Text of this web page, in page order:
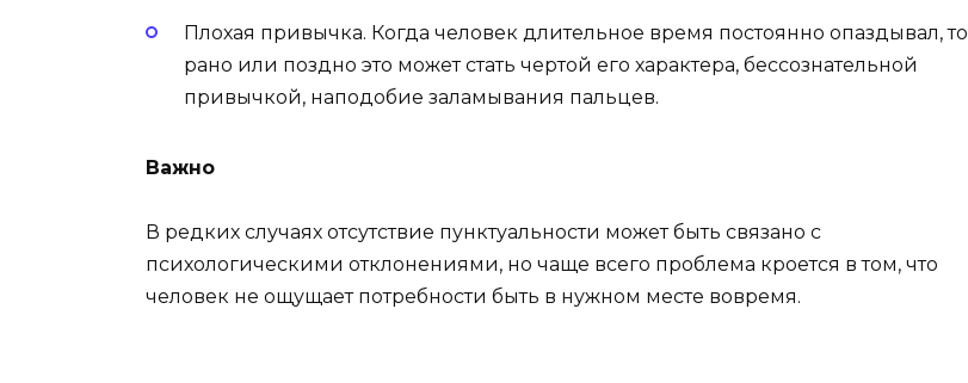
Плохая привычка. Когда человек длительное время постоянно опаздывал, то
рано или поздно это может стать чертой его характера, бессознательной
привычкой, наподобие заламывания пальцев.
Важно
В редких случаях отсутствие пунктуальности может быть связано с
психологическими отклонениями, но чаще всего проблема кроется в том, что
человек не ощущает потребности быть в нужном месте вовремя.